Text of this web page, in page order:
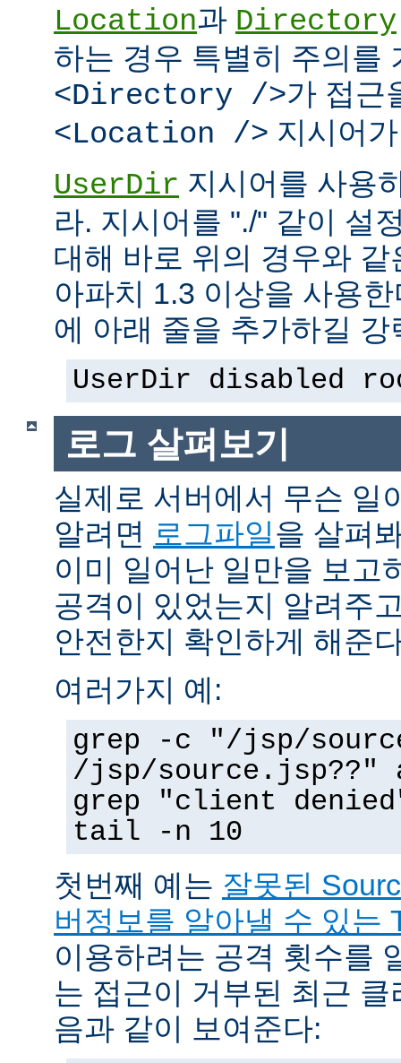
Location과 Directory
하는 경우 특별히 주의를
<Directory />가 접근
<Location /> 지시어
UserDir 지시어를 사용
라. 지시어를 "./" 같이 설
대해 바로 위의 경우와
아파치 1.3 이상을 사용
에 아래 줄을 추가하길 강
UserDir disabled
로그 살펴보기
실제로 서버에서 무슨 일
알려면 로그파일을 살펴
이미 일어난 일만을 보고
공격이 있었는지 알려주
안전한지 확인하게 해준
여러가지 예:
grep -c "/jsp/
/jsp/source.jsp??"
grep "client
tail -n 10
첫번째 예는 잘못된
버정보를 알아낼 수 있는
이용하려는 공격 횟수를
는 접근이 거부된 최근
음과 같이 보여준다: